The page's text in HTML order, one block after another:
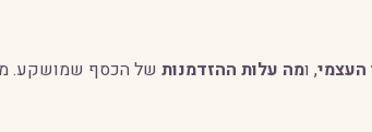
העצמי, ומה עלות ההזדמנות של הכסף שמושקע.